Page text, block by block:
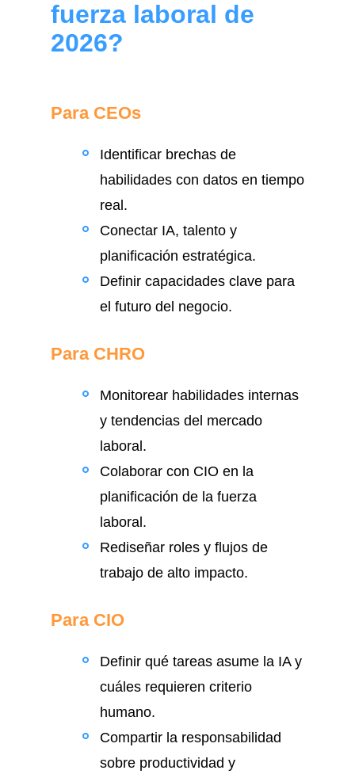
fuerza laboral de
2026?
Para CEOs
Identificar brechas de
habilidades con datos en tiempo
real.
Conectar IA, talento y
planificación estratégica.
Definir capacidades clave para
el futuro del negocio.
Para CHRO
Monitorear habilidades internas
y tendencias del mercado
laboral.
Colaborar con CIO en la
planificación de la fuerza
laboral.
Rediseñar roles y flujos de
trabajo de alto impacto.
Para CIO
Definir qué tareas asume la IA y
cuáles requieren criterio
humano.
Compartir la responsabilidad
sobre productividad y